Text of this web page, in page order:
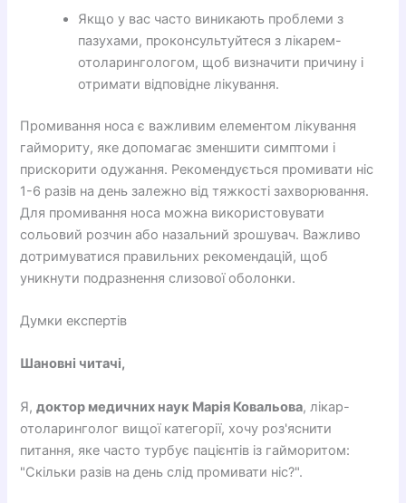
Якщо у вас часто виникають проблеми з
пазухами, проконсультуйтеся з лікарем-
отоларингологом, щоб визначити причину і
отримати відповідне лікування.
Промивання носа є важливим елементом лікування
гаймориту, яке допомагає зменшити симптоми і
прискорити одужання. Рекомендується промивати ніс
1-6 разів на день залежно від тяжкості захворювання.
Для промивання носа можна використовувати
сольовий розчин або назальний зрошувач. Важливо
дотримуватися правильних рекомендацій, щоб
уникнути подразнення слизової оболонки.
Думки експертів
Шановні читачі,
Я,доктор медичних наук Марія Ковальова, лікар-
отоларинголог вищої категорії, хочу роз'яснити
питання, яке часто турбує пацієнтів із гайморитом:
"Скільки разів на день слід промивати ніс?".